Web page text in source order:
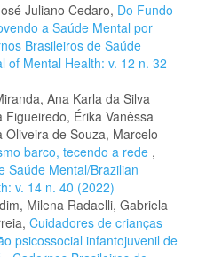
Juliano Cedaro, Do Fundo
a Saúde Mental por
Brasileiros de Saúde
of Mental Health: v. 12 n. 32
Ana Karla da Silva
Érika Vanêssa
de Souza, Marcelo
barco, tecendo a rede ,
Saúde Mental/Brazilian
v. 14 n. 40 (2022)
Milena Radaelli, Gabriela
Cuidadores de crianças
psicossocial infantojuvenil de